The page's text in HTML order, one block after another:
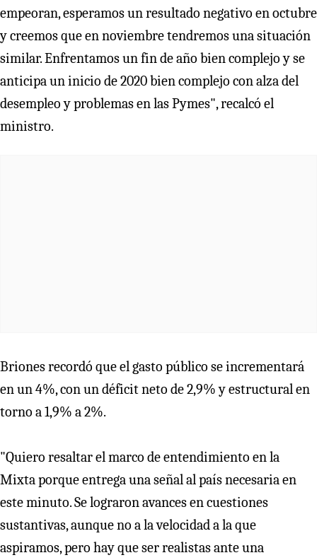
empeoran, esperamos un resultado negativo en octubre
y creemos que en noviembre tendremos una situación
similar. Enfrentamos un fin de año bien complejo y se
anticipa un inicio de 2020 bien complejo con alza del
desempleo y problemas en las Pymes", recalcó el
ministro.
Briones recordó que el gasto público se incrementará
en un 4%, con un déficit neto de 2,9% y estructural en
torno a 1,9% a 2%.
"Quiero resaltar el marco de entendimiento en la
Mixta porque entrega una señal al país necesaria en
este minuto. Se lograron avances en cuestiones
sustantivas, aunque no a la velocidad a la que
aspiramos, pero hay que ser realistas ante una